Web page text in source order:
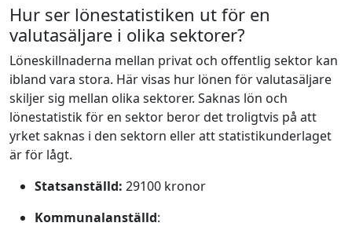
Hur ser lönestatistiken ut för en
valutasäljare i olika sektorer?
Löneskillnaderna mellan privat och offentlig sektor kan
ibland vara stora. Här visas hur lönen för valutasäljare
skiljer sig mellan olika sektorer. Saknas lön och
lönestatistik för en sektor beror det troligtvis på att
yrket saknas i den sektorn eller att statistikunderlaget
är för lågt.
Statsanställd: 29100 kronor
Kommunalanställd: